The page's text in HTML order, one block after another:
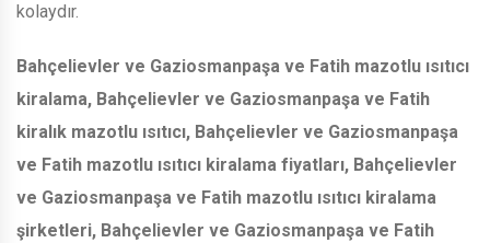
kolaydır.
Bahçelievler ve Gaziosmanpaşa ve Fatih mazotlu ısıtıcı
kiralama, Bahçelievler ve Gaziosmanpaşa ve Fatih
kiralık mazotlu ısıtıcı, Bahçelievler ve Gaziosmanpaşa
ve Fatih mazotlu ısıtıcı kiralama fiyatları, Bahçelievler
ve Gaziosmanpaşa ve Fatih mazotlu ısıtıcı kiralama
şirketleri, Bahçelievler ve Gaziosmanpaşa ve Fatih